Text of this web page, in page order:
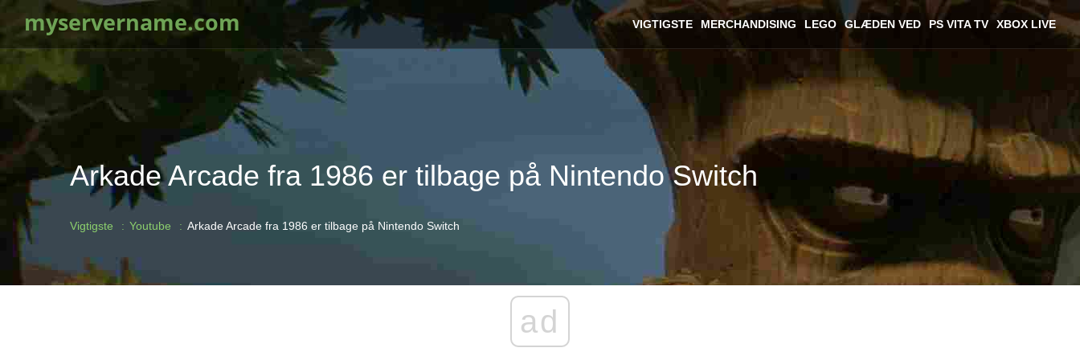
myservername.com VIGTIGSTE MERCHANDISING LEGO GLÆDEN VED PS VITA TV XBOX LIVE
Arkade Arcade fra 1986 er tilbage på Nintendo Switch
Vigtigste Youtube Arkade Arcade fra 1986 er tilbage på Nintendo Switch
ad